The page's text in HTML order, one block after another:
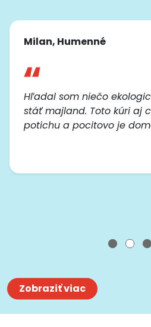
Milan, Humenné
Hľadal som niečo
stáť majland. Toto kúri aj
potichu a pocitovo je
Zobraziť viac